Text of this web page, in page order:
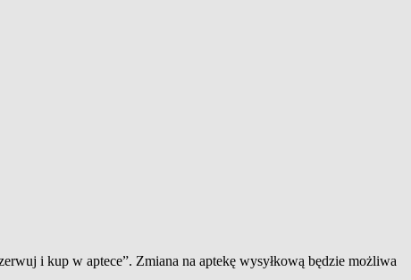
i kup w aptece”. Zmiana na aptekę wysyłkową będzie możliwa